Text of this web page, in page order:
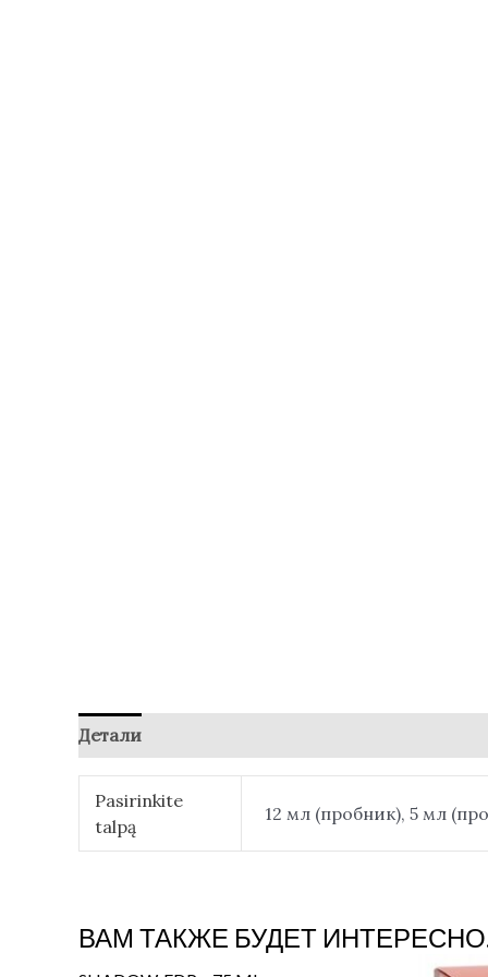
Детали
Pasirinkite
talpą
12 мл (пробник), 5 мл
ВАМ ТАКЖЕ БУДЕТ